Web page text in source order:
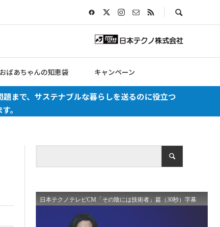
おばあちゃんの知恵袋 キャンペーン
まで、サステナブルな暮らしを送るのに役立つ
。